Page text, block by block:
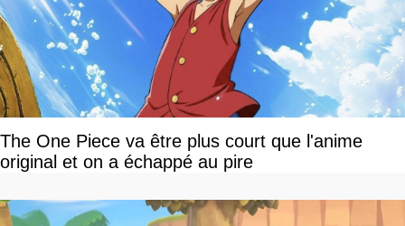
The One Piece va être plus court que l'anime
original et on a échappé au pire